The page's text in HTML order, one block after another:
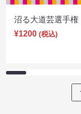
沼る大道芸選手
¥1200 (税込)